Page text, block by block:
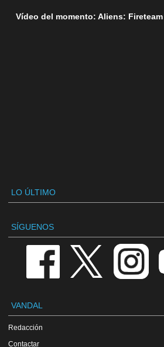
Vídeo del momento: Aliens:
LO ÚLTIMO
SÍGUENOS
VANDAL
Redacción
Contactar